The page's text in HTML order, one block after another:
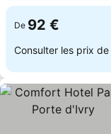
De 92 €
Consulter les prix de